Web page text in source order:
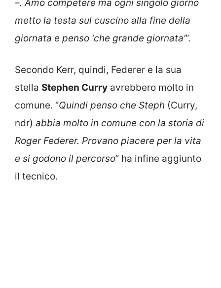
–. Amo competere ma ogni singolo giorno
metto la testa sul cuscino alla fine della
giornata e penso ‘che grande giornata’“.
Secondo Kerr, quindi, Federer e la sua
stella Stephen Curry avrebbero molto in
comune. “Quindi penso che Steph (Curry,
ndr) abbia molto in comune con la storia di
Roger Federer. Provano piacere per la vita
e si godono il percorso” ha infine aggiunto
il tecnico.